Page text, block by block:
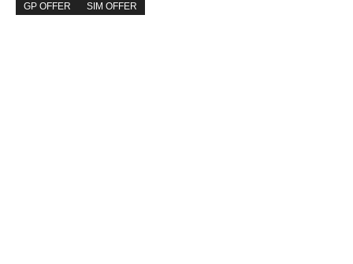
GP OFFER SIM OFFER